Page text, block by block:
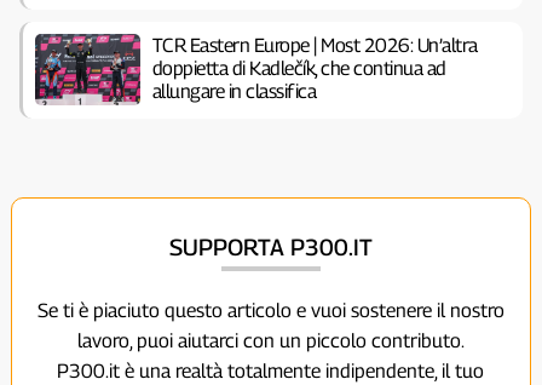
TCR Eastern Europe | Most 2026: Un’altra
doppietta di Kadlečík, che continua ad
allungare in classifica
SUPPORTA P300.IT
Se ti è piaciuto questo articolo e vuoi sostenere il nostro
lavoro, puoi aiutarci con un piccolo contributo.
P300.it è una realtà totalmente indipendente, il tuo